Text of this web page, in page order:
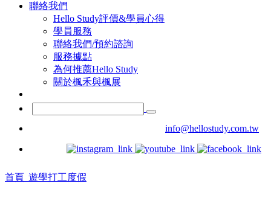
聯絡我們
Hello Study評價&學員心得
學員服務
聯絡我們/預約諮詢
服務據點
為何推薦Hello Study
關於楓禾與楓展
info@hellostudy.com.tw
首頁 遊學打工度假